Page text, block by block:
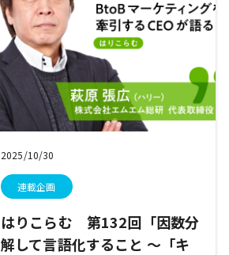
2025/10/30
連載企画
はりこらむ 第132回「因数分
解して言語化すること ～「キ